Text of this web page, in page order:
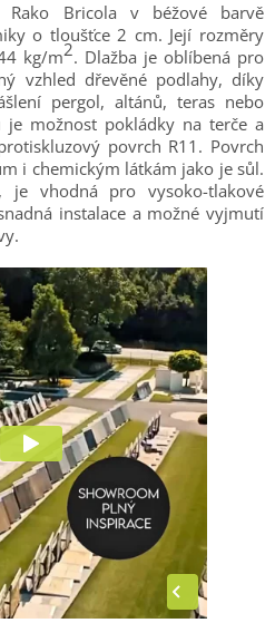
Rako Bricola v béžové barvě
o tloušťce 2 cm. Její rozměry
kg/m2. Dlažba je oblíbená pro
vzhled dřevěné podlahy, díky
pergol, altánů, teras nebo
je možnost pokládky na terče a
povrch R11. Povrch
i chemickým látkám jako je sůl.
je vhodná pro vysoko-tlakové
instalace a možné vyjmutí